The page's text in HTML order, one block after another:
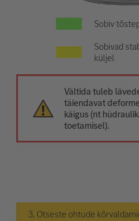
Sobiv
Sobivad
küljel
Vältida tuleb
täiendavat
käigus (nt
toetamisel).
3. Otseste ohtude